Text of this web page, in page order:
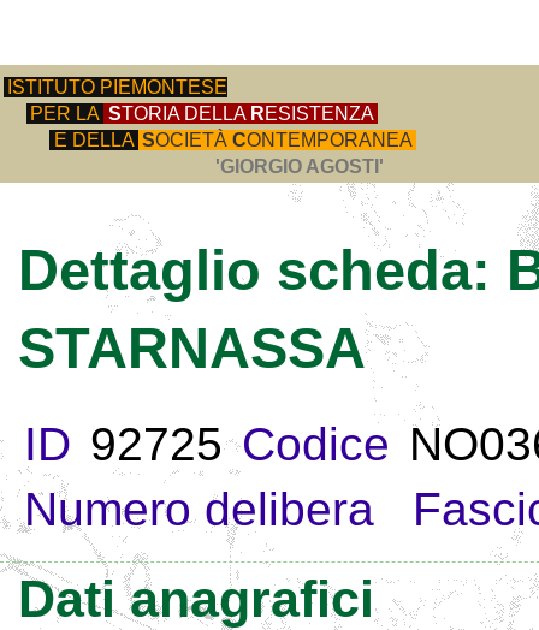
ISTITUTO PIEMONTESE
PER LA STORIA DELLA RESISTENZA
E DELLA SOCIETÀ CONTEMPORANEA
'GIORGIO AGOSTI'
Dettaglio scheda:
STARNASSA
ID 92725 Codice
Numero delibera
Dati anagrafici